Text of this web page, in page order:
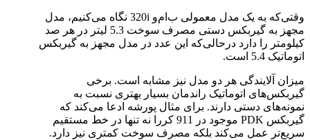
وقتی‌که به یک مدل معمولی ب‌ام‌و 320i نگاه می‌کنیم، مدل
مجهز به گیربکس دستی مصرف سوخت 5.3 لیتر در هر صد
کیلومتر را دارد درحالی‌که این عدد در مدل مجهز به گیربکس
اتوماتیک 5.4 است.
میزان آلایندگی هر دو مدل نیز مشابه است. برخی
گیربکس‌های اتوماتیک راندمان بسیار بهتری نسبت به
نمونه‌های دستی دارند. برای مثال پورشه ادعا می‌کند که
گیربکس PDK موجود در 911 کررا نه تنها در خط مستقیم
سریع‌تر عمل می‌کند بلکه مصرف سوخت کمتری نیز دارد.